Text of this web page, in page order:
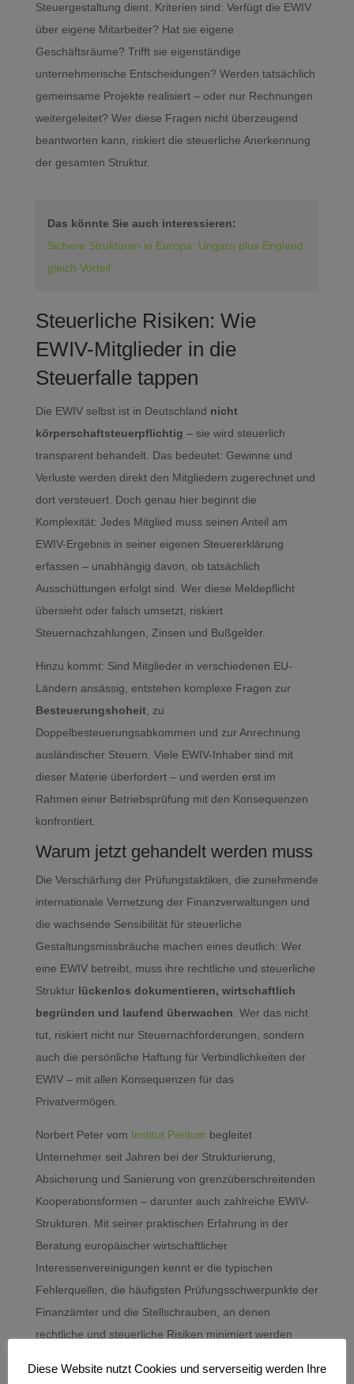
Steuergestaltung dient. Kriterien sind: Verfügt die EWIV
über eigene Mitarbeiter? Hat sie eigene
Geschäftsräume? Trifft sie eigenständige
unternehmerische Entscheidungen? Werden tatsächlich
gemeinsame Projekte realisiert – oder nur Rechnungen
weitergeleitet? Wer diese Fragen nicht überzeugend
beantworten kann, riskiert die steuerliche Anerkennung
der gesamten Struktur.
Das könnte Sie auch interessieren:
Sichere Strukturen in Europa: Ungarn plus England
gleich Vorteil
Steuerliche Risiken: Wie
EWIV-Mitglieder in die
Steuerfalle tappen
Die EWIV selbst ist in Deutschland nicht
körperschaftsteuerpflichtig – sie wird steuerlich
transparent behandelt. Das bedeutet: Gewinne und
Verluste werden direkt den Mitgliedern zugerechnet und
dort versteuert. Doch genau hier beginnt die
Komplexität: Jedes Mitglied muss seinen Anteil am
EWIV-Ergebnis in seiner eigenen Steuererklärung
erfassen – unabhängig davon, ob tatsächlich
Ausschüttungen erfolgt sind. Wer diese Meldepflicht
übersieht oder falsch umsetzt, riskiert
Steuernachzahlungen, Zinsen und Bußgelder.
Hinzu kommt: Sind Mitglieder in verschiedenen EU-
Ländern ansässig, entstehen komplexe Fragen zur
Besteuerungshoheit, zu
Doppelbesteuerungsabkommen und zur Anrechnung
ausländischer Steuern. Viele EWIV-Inhaber sind mit
dieser Materie überfordert – und werden erst im
Rahmen einer Betriebsprüfung mit den Konsequenzen
konfrontiert.
Warum jetzt gehandelt werden muss
Die Verschärfung der Prüfungstaktiken, die zunehmende
internationale Vernetzung der Finanzverwaltungen und
die wachsende Sensibilität für steuerliche
Gestaltungsmissbräuche machen eines deutlich: Wer
eine EWIV betreibt, muss ihre rechtliche und steuerliche
Struktur lückenlos dokumentieren, wirtschaftlich
begründen und laufend überwachen . Wer das nicht
tut, riskiert nicht nur Steuernachforderungen, sondern
auch die persönliche Haftung für Verbindlichkeiten der
EWIV – mit allen Konsequenzen für das
Privatvermögen.
Norbert Peter vom Institut Peritum begleitet
Unternehmer seit Jahren bei der Strukturierung,
Absicherung und Sanierung von grenzüberschreitenden
Kooperationsformen – darunter auch zahlreiche EWIV-
Strukturen. Mit seiner praktischen Erfahrung in der
Beratung europäischer wirtschaftlicher
Interessenvereinigungen kennt er die typischen
Fehlerquellen, die häufigsten Prüfungsschwerpunkte der
Finanzämter und die Stellschrauben, an denen
rechtliche und steuerliche Risiken minimiert werden
sei es bei der Haftungsabsicherung, der steuerlichen
Diese Website nutzt Cookies und serverseitig werden Ihre